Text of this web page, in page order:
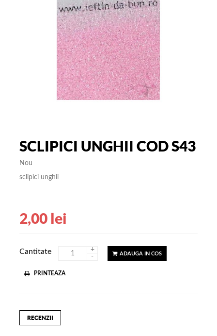
SCLIPICI UNGHII COD S43
Nou
sclipici unghii
2,00 lei
Cantitate
+
-
ADAUGA IN COS
PRINTEAZA
RECENZII